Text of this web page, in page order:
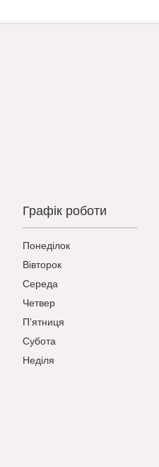
Графік роботи
Понеділок
Вівторок
Середа
Четвер
Пʼятниця
Субота
Неділя